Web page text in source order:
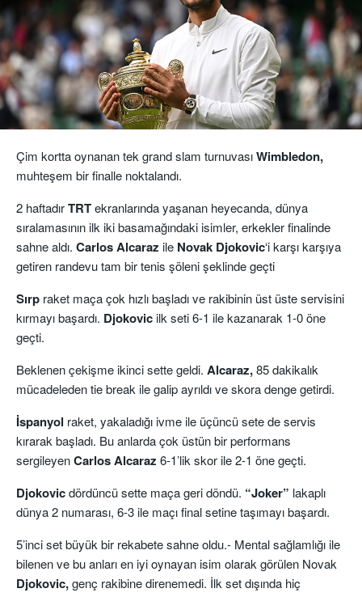
Çim kortta oynanan tek grand slam turnuvasıWimbledon,
muhteşem bir finalle noktalandı.
2 haftadırTRTekranlarında yaşanan heyecanda, dünya
sıralamasının ilk iki basamağındaki isimler, erkekler finalinde
sahne aldı. Carlos Alcaraz ile Novak Djokovic‘i karşı karşıya
getiren randevu tam bir tenis şöleni şeklinde geçti
Sırp raket maça çok hızlı başladı ve rakibinin üst üste servisini
kırmayı başardı. Djokovicilk seti 6-1 ile kazanarak 1-0 öne
geçti.
Beklenen çekişme ikinci sette geldi. Alcaraz,85 dakikalık
mücadeleden tie break ile galip ayrıldı ve skora denge getirdi.
İspanyol raket, yakaladığı ivme ile üçüncü sete de servis
kırarak başladı. Bu anlarda çok üstün bir performans
sergileyenCarlos Alcaraz 6-1’lik skor ile 2-1 öne geçti.
Djokovicdördüncü sette maça geri döndü. “Joker” lakaplı
dünya 2 numarası, 6-3 ile maçı final setine taşımayı başardı.
5’inci set büyük bir rekabete sahne oldu.- Mental sağlamlığı ile
bilenen ve bu anları en iyi oynayan isim olarak görülen Novak
Djokovic,genç rakibine direnemedi. İlk set dışında hiç